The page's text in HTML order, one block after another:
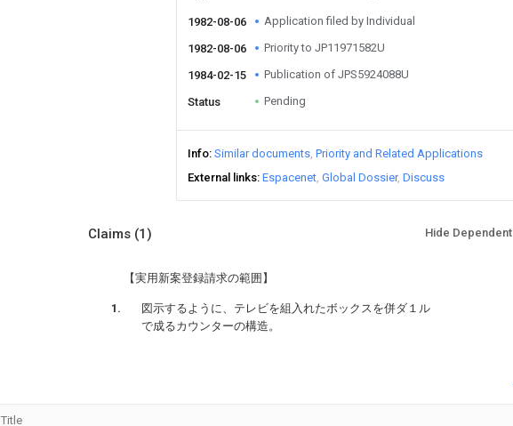
1982-08-06 Application filed by Individual
1982-08-06 Priority to JP11971582U
1984-02-15 Publication of JPS5924088U
Status Pending
Info Similar documents Priority and Related Applications
External links Espacenet Global Dossier Discuss
Claims (1) Hide Dependent
【実用新案登録請求の範囲】
図示するように、テレビを組入れたボックスを併ダ１ル
で成るカウンターの構造。
Title